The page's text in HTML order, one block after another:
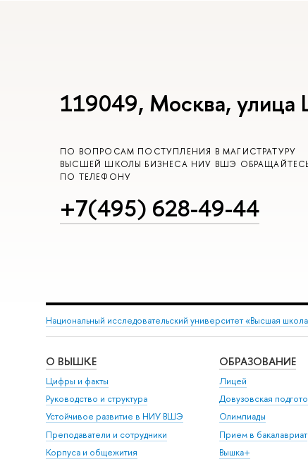
119049, Москва, улица
ПО ВОПРОСАМ ПОСТУПЛЕНИЯ В МАГИСТРАТУРУ
ВЫСШЕЙ ШКОЛЫ БИЗНЕСА НИУ ВШЭ
ПО ТЕЛЕФОНУ
+7(495) 628-49-44
Национальный исследовательский университет «Высшая
О ВЫШКЕ
Цифры и факты
Руководство и структура
Устойчивое развитие в НИУ ВШЭ
Преподаватели и сотрудники
Корпуса и общежития
ОБРАЗОВАНИЕ
Лицей
Довузовская
Олимпиады
Прием в бакалавриат
Вышка+